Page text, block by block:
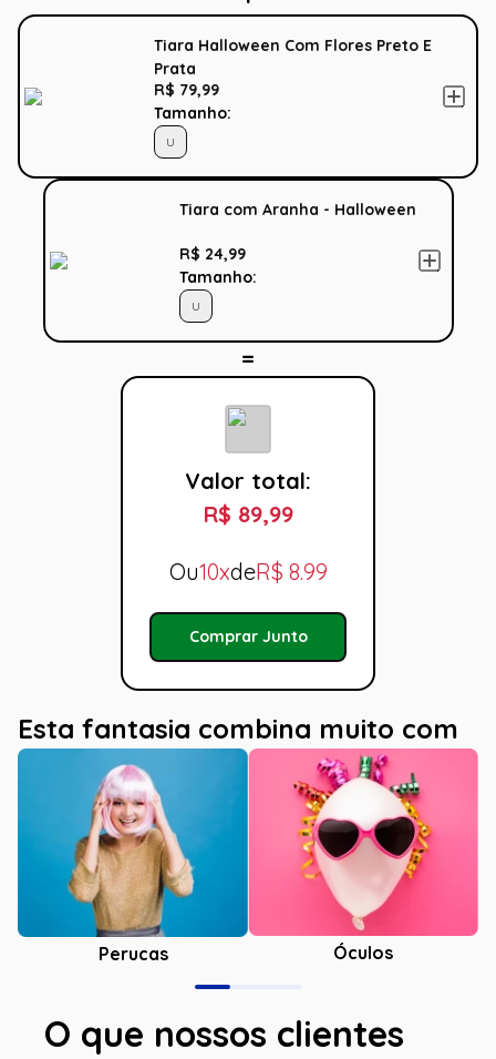
Tiara Halloween Com Flores Preto E
Prata
R$ 79,99
Tamanho:
U
Tiara com Aranha - Halloween
R$ 24,99
Tamanho:
U
Valor total:
R$ 89,99
Ou10xdeR$ 8.99
Comprar Junto
Esta fantasia combina muito com
Perucas Óculos
O que nossos clientes